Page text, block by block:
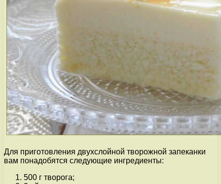
Для приготовления двухслойной творожной запеканки
вам понадобятся следующие ингредиенты:
500 г творога;